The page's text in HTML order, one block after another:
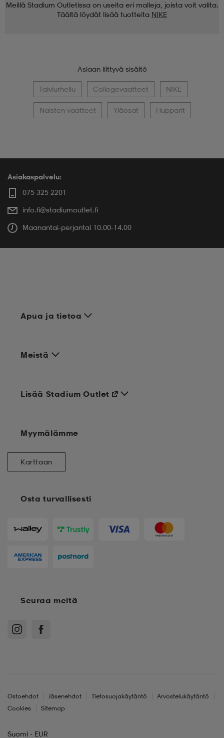
Meillä Stadium Outletissa on useita eri malleja, joista voit valita.
Täältä löydät lisää tuotteita NIKE
Asiaan liittyvä sisältö
Talviurheilu Collegevaatteet NIKE
Naisten vaatteet Yläosat Hupparit
Asiakaspalvelu:
075 325 2201
info.fi@stadiumoutlet.fi
Maanantai-perjantai 10.00-14.00
Apua ja tietoa
Meistä
Osta turvallisesti
Lisää Stadium Outlet
Myymälämme
Karttaan
Seuraa meitä
Ostoehdot Jäsenehdot Tietosuojakäytäntö
Arvostelukäytäntö
Cookies
Sitemap
Suomi - EUR